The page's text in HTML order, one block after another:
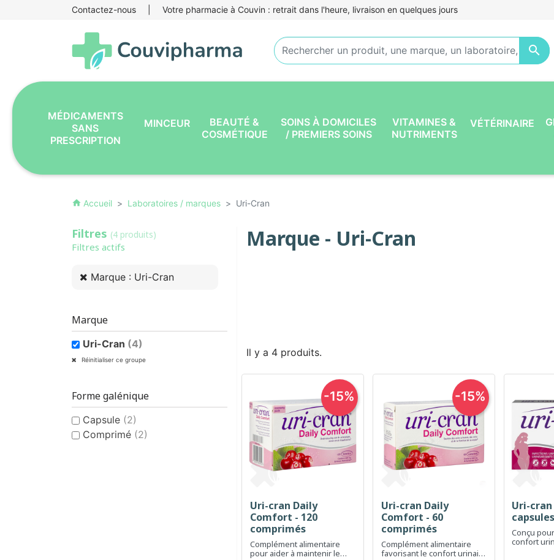
Contactez-nous Votre pharmacie à Couvin : retrait dans l'heure, livraison en quelques jours

MÉDICAMENTS
SANS
PRESCRIPTION
MINCEUR
BEAUTÉ &
COSMÉTIQUE
SOINS À DOMICILES
/ PREMIERS SOINS
VITAMINES &
NUTRIMENTS
VÉTÉRINAIRE
home Accueil Laboratoires / marques Uri-Cran
Filtres (4 produits)
Filtres actifs
Marque : Uri-Cran
Marque
Uri-Cran (4)
Réinitialiser ce groupe
Forme galénique
Capsule (2)
Comprimé (2)
Marque - Uri-Cran
Il y a 4 produits.
Aperçu rapide
Uri-cran Daily
Comfort - 120
comprimés
Complément alimentaire
pour aider à maintenir le
-15%
Aperçu rapide
Uri-cran Daily
Comfort - 60
comprimés
Complément alimentaire
favorisant le confort urinaire
-15%

Uri-cran
capsules
Conçu
confort